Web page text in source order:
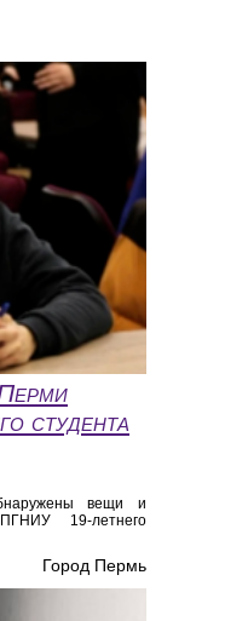
студента
вещи и
19-летнего
Город Пермь